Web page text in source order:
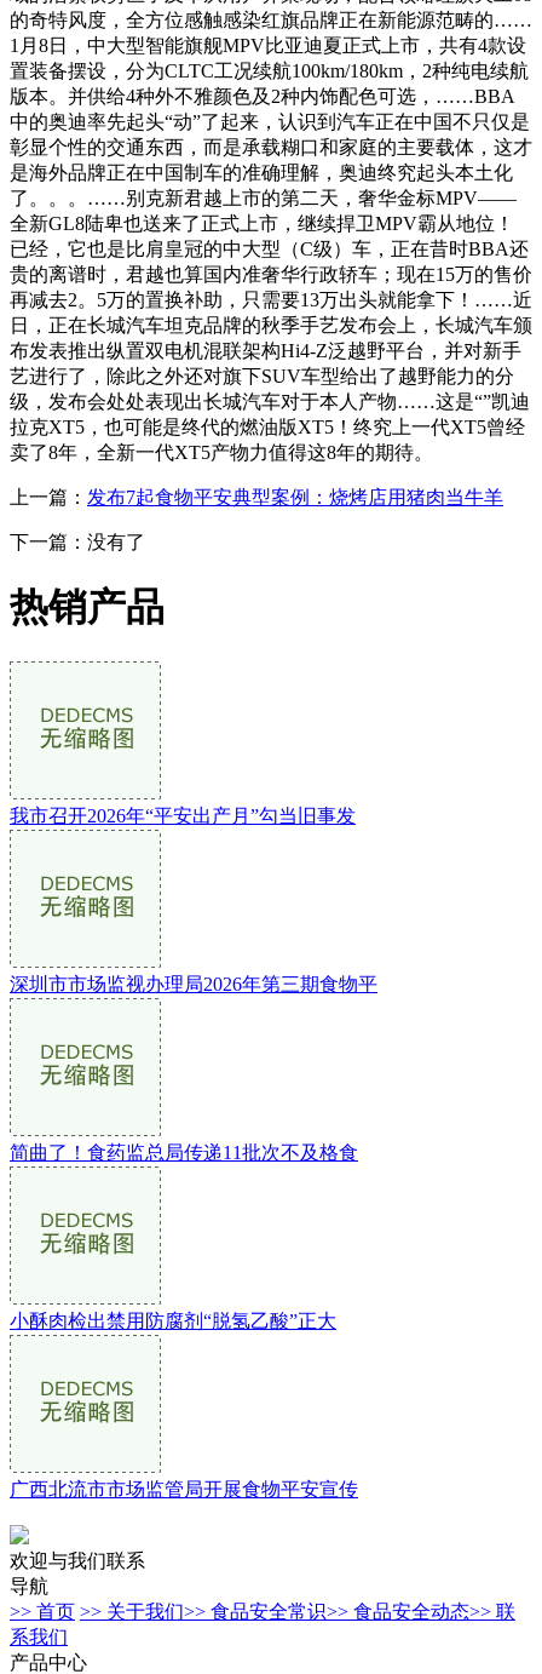
的奇特风度，全方位感触感染红旗品牌正在新能源范畴的……
1月8日，中大型智能旗舰MPV比亚迪夏正式上市，共有4款设
置装备摆设，分为CLTC工况续航100km/180km，2种纯电续航
版本。并供给4种外不雅颜色及2种内饰配色可选，……BBA
中的奥迪率先起头“动”了起来，认识到汽车正在中国不只仅是
彰显个性的交通东西，而是承载糊口和家庭的主要载体，这才
是海外品牌正在中国制车的准确理解，奥迪终究起头本土化
了。。。……别克新君越上市的第二天，奢华金标MPV——
全新GL8陆卑也送来了正式上市，继续捍卫MPV霸从地位！
已经，它也是比肩皇冠的中大型（C级）车，正在昔时BBA还
贵的离谱时，君越也算国内准奢华行政轿车；现在15万的售价
再减去2。5万的置换补助，只需要13万出头就能拿下！……近
日，正在长城汽车坦克品牌的秋季手艺发布会上，长城汽车颁
布发表推出纵置双电机混联架构Hi4-Z泛越野平台，并对新手
艺进行了，除此之外还对旗下SUV车型给出了越野能力的分
级，发布会处处表现出长城汽车对于本人产物……这是“”凯迪
拉克XT5，也可能是终代的燃油版XT5！终究上一代XT5曾经
卖了8年，全新一代XT5产物力值得这8年的期待。
上一篇： 发布7起食物平安典型案例：烧烤店用猪肉当牛羊
下一篇：没有了
热销产品
我市召开2026年“平安出产月”勾当旧事发
深圳市市场监视办理局2026年第三期食物平
简曲了！食药监总局传递11批次不及格食
小酥肉检出禁用防腐剂“脱氢乙酸”正大
广西北流市市场监管局开展食物平安宣传
欢迎与我们联系
导航
>> 首页 >> 关于我们>> 食品安全常识>> 食品安全动态>> 联
系我们
产品中心